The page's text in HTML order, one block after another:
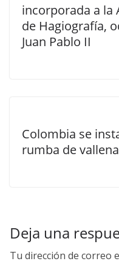
incorporada a la
de Hagiografía,
Juan Pablo II
Colombia se
rumba de
Deja una
Tu dirección de correo